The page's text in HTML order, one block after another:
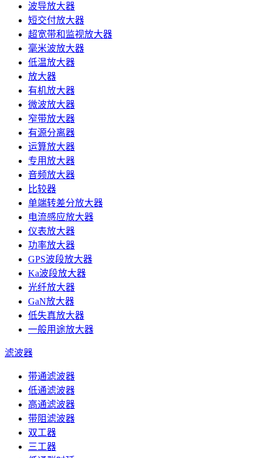
波导放大器
短交付放大器
超宽带和监视放大器
毫米波放大器
低温放大器
放大器
有机放大器
微波放大器
窄带放大器
有源分离器
运算放大器
专用放大器
音频放大器
比较器
单端转差分放大器
电流感应放大器
仪表放大器
功率放大器
GPS波段放大器
Ka波段放大器
光纤放大器
GaN放大器
低失真放大器
一般用途放大器
滤波器
带通滤波器
低通滤波器
高通滤波器
带阻滤波器
双工器
三工器